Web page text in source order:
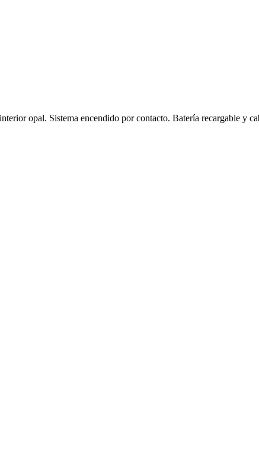
opal. Sistema encendido por contacto. Batería recargable y